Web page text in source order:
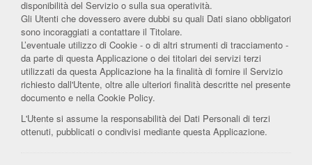
disponibilità del Servizio o sulla sua operatività.
Gli Utenti che dovessero avere dubbi su quali Dati siano obbligatori
sono incoraggiati a contattare il Titolare.
L’eventuale utilizzo di Cookie - o di altri strumenti di tracciamento -
da parte di questa Applicazione o dei titolari dei servizi terzi
utilizzati da questa Applicazione ha la finalità di fornire il Servizio
richiesto dall'Utente, oltre alle ulteriori finalità descritte nel presente
documento e nella Cookie Policy.
L'Utente si assume la responsabilità dei Dati Personali di terzi
ottenuti, pubblicati o condivisi mediante questa Applicazione.